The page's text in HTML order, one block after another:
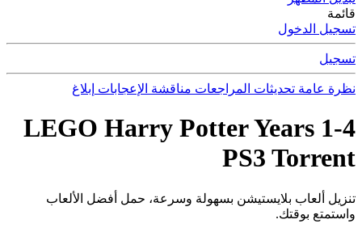
قائمة
تسجيل الدخول
تسجيل
نظرة عامة تحديثات المراجعات مناقشة الإعجابات إبلاغ
LEGO Harry Potter Years 1-4
PS3 Torrent
تنزيل ألعاب بلايستيشن بسهولة وسرعة، حمل أفضل الألعاب
واستمتع بوقتك.